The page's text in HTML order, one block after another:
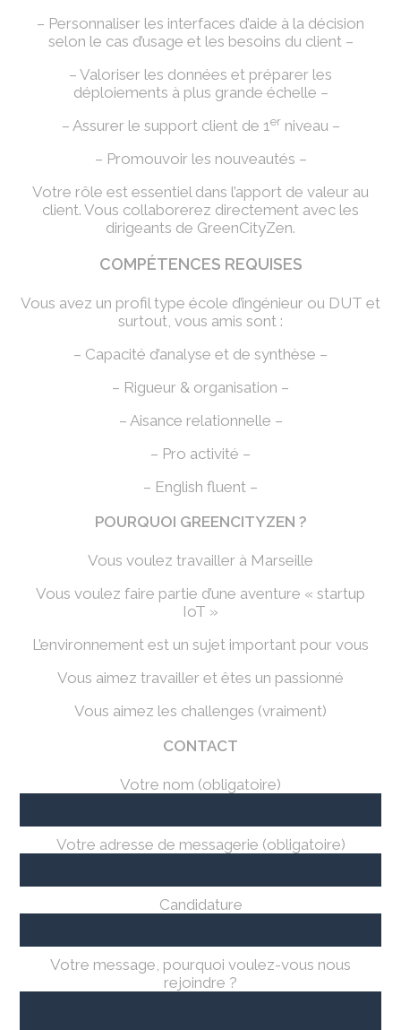
– Personnaliser les interfaces d’aide à la décision
selon le cas d’usage et les besoins du client –
– Valoriser les données et préparer les
déploiements à plus grande échelle –
– Assurer le support client de 1erniveau –
– Promouvoir les nouveautés –
Votre rôle est essentiel dans l’apport de valeur au
client. Vous collaborerez directement avec les
dirigeants de GreenCityZen.
COMPÉTENCES REQUISES
Vous avez un profil type école d’ingénieur ou DUT et
surtout, vous amis sont :
– Capacité d’analyse et de synthèse –
– Rigueur & organisation –
– Aisance relationnelle –
– Pro activité –
– English fluent –
POURQUOI GREENCITYZEN ?
Vous voulez travailler à Marseille
Vous voulez faire partie d’une aventure « startup
IoT »
L’environnement est un sujet important pour vous
Vous aimez travailler et êtes un passionné
Vous aimez les challenges (vraiment)
CONTACT
Votre nom (obligatoire)
Votre adresse de messagerie (obligatoire)
Candidature
Votre message, pourquoi voulez-vous nous
rejoindre ?